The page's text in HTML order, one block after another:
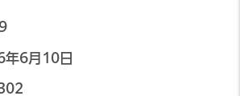
年6月10日